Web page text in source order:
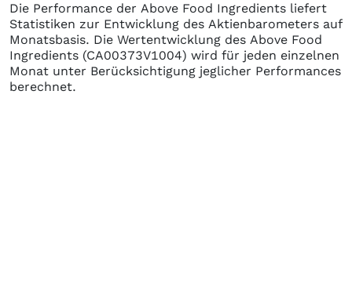
Die Performance der Above Food Ingredients liefert
Statistiken zur Entwicklung des Aktienbarometers auf
Monatsbasis. Die Wertentwicklung des Above Food
Ingredients (CA00373V1004) wird für jeden einzelnen
Monat unter Berücksichtigung jeglicher Performances
berechnet.